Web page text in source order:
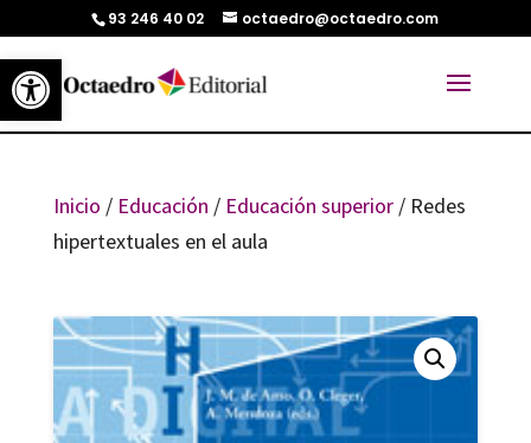
Abrir barra de herramientas
93 246 40 02 octaedro@octaedro.com
Inicio / Educación / Educación superior/ Redes
hipertextuales en el aula